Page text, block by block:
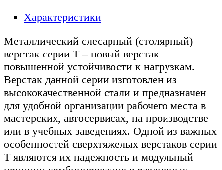
Характеристики
Металлический слесарный (столярный)
верстак серии T – новый верстак
повышенной устойчивости к нагрузкам.
Верстак данной серии изготовлен из
высококачественной стали и предназначен
для удобной организации рабочего места в
мастерских, автосервисах, на производстве
или в учебных заведениях. Одной из важных
особенностей сверхтяжелых верстаков серии
T являются их надежность и модульный